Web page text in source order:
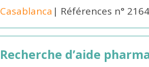
Casablanca | Références n°
Recherche d’aide